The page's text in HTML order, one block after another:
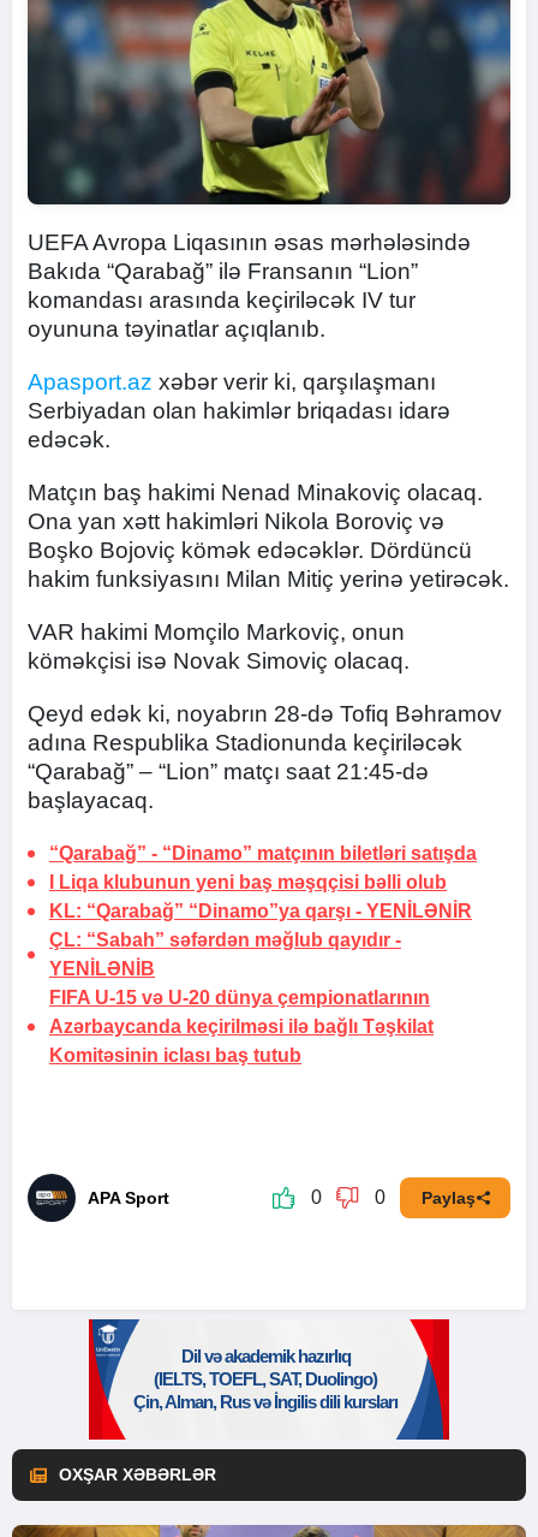
UEFA Avropa Liqasının əsas mərhələsində
Bakıda “Qarabağ” ilə Fransanın “Lion”
komandası arasında keçiriləcək IV tur
oyununa təyinatlar açıqlanıb.
Apasport.az xəbər verir ki, qarşılaşmanı
Serbiyadan olan hakimlər briqadası idarə
edəcək.
Matçın baş hakimi Nenad Minakoviç olacaq.
Ona yan xətt hakimləri Nikola Boroviç və
Boşko Bojoviç kömək edəcəklər. Dördüncü
hakim funksiyasını Milan Mitiç yerinə yetirəcək.
VAR hakimi Momçilo Markoviç, onun
köməkçisi isə Novak Simoviç olacaq.
Qeyd edək ki, noyabrın 28-də Tofiq Bəhramov
adına Respublika Stadionunda keçiriləcək
“Qarabağ” – “Lion” matçı saat 21:45-də
başlayacaq.
“Qarabağ” - “Dinamo” matçının biletləri satışda
I Liqa klubunun yeni baş məşqçisi bəlli olub
KL: “Qarabağ” “Dinamo”ya qarşı - YENİLƏNİR
ÇL: “Sabah” səfərdən məğlub qayıdır -
YENİLƏNİB
FIFA U-15 və U-20 dünya çempionatlarının
Azərbaycanda keçirilməsi ilə bağlı Təşkilat
Komitəsinin iclası baş tutub
APA Sport 0 0 Paylaş
OXŞAR XƏBƏRLƏR